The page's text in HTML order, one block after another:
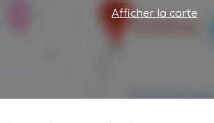
La description a été éditée par l'équipe de
Afficher la carte